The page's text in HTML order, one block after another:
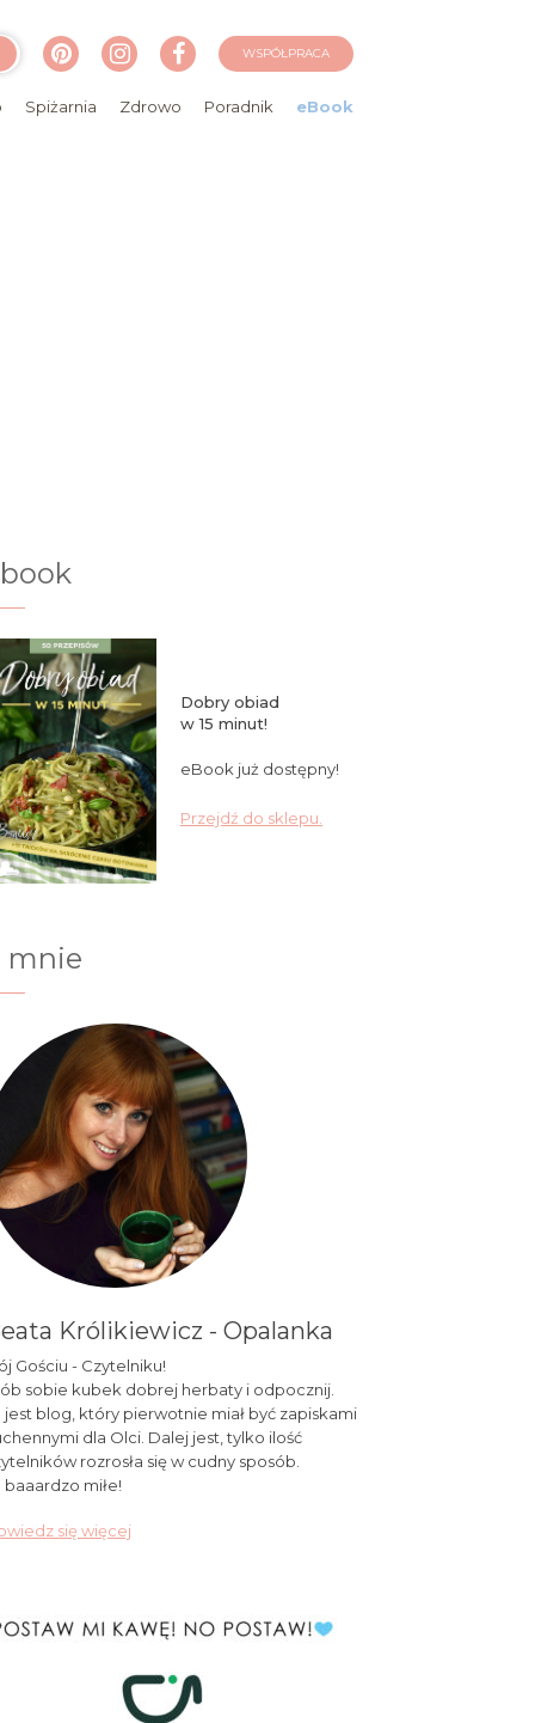
WSPÓŁPRACA
Spiżarnia Zdrowo Poradnik eBook
Dobry obiad
w 15 minut!
eBook już dostępny!
Przejdź do sklepu.
mnie
Królikiewicz - Opalanka
Gościu - Czytelniku!
sobie kubek dobrej herbaty i odpocznij.
jest blog, który pierwotnie miał być zapiskami
dla Olci. Dalej jest, tylko ilość
rozrosła się w cudny sposób.
baaardzo miłe!
się więcej